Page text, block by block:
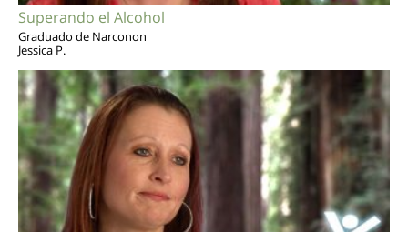
Superando el Alcohol
Graduado de Narconon
Jessica P.